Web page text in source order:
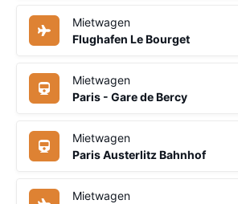
Mietwagen
Flughafen Le Bourget
Mietwagen
Paris - Gare de Bercy
Mietwagen
Paris Austerlitz Bahnhof
Mietwagen